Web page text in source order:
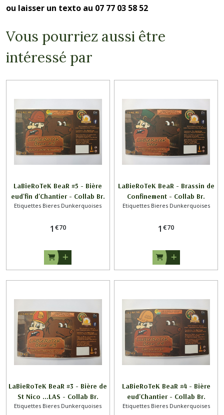
ou laisser un texto au 07 77 03 58 52
Vous pourriez aussi être
intéressé par
LaBieRoTeK BeaR #5 - Bière
eud'fin d'Chantier - Collab Br.
CAPPELAERE x LaBieRoTeK DK
Etiquettes Bieres Dunkerquoises
1 €70
LaBieRoTeK BeaR - Brassin de
Confinement - Collab Br.
CAPPELAERE x LaBieRoTeK DK
Etiquettes Bieres Dunkerquoises
1 €70
LaBieRoTeK BeaR #3 - Bière de
St Nico ...LAS - Collab Br.
CAPPELAERE x LaBieRoTeK DK
Etiquettes Bieres Dunkerquoises
LaBieRoTeK BeaR #4 - Bière
eud'Chantier - Collab Br.
CAPPELAERE x LaBieRoTeK DK
Etiquettes Bieres Dunkerquoises